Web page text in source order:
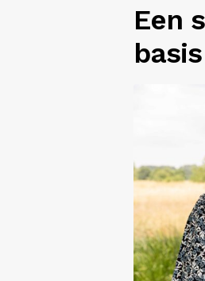
Een
basis